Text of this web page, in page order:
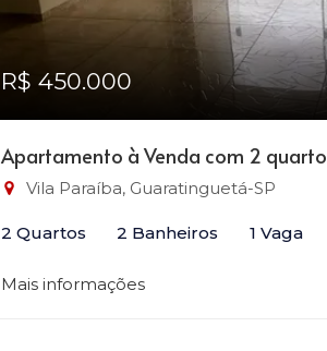
R$ 450.000
Apartamento à Venda com 2
Vila Paraíba, Guaratinguetá-SP
2 Quartos 2 Banheiros 1 Vaga
Mais informações